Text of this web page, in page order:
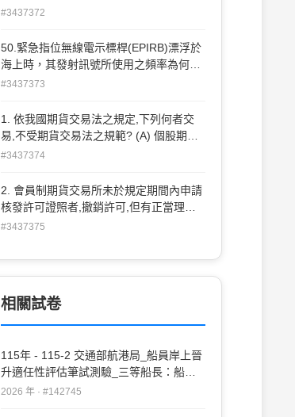
後續之作業，以下那一選項為安全且正確
或適當處所(B)起吊器具可用船用索具或與
其它固定物纏結(C)起吊器具金屬部份應先
#3437372
50.緊急指位無線電示標桿(EPIRB)漂浮於
海上時，其發射訊號所使用之頻率為何？
(A)2182KHz(B)4125KHz(C)6215KHz(D)
#3437373
1. 依我國期貨交易法之規定,下列何者交
易,不受期貨交易法之規範? (A) 個股期貨
契約 (B) 指數型認購權證 (C) 外匯選擇權
#3437374
2. 會員制期貨交易所未於規定期間內申請
核發許可證照者,撤銷許可,但有正當理由,
可向主管機關申請延展,延展期限不得超過
個月、1次 (C) 6個月、2次 (D) 3個月、2
次
#3437375
相關試卷
115年 - 115-2 交通部航港局_船員岸上晉
升適任性評估筆試測驗_三等船長：船長
實務#142745
2026 年 · #142745